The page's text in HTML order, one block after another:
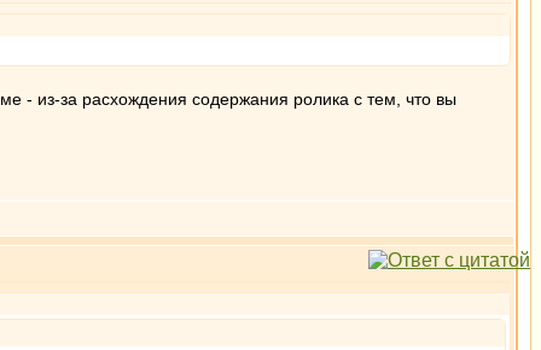
- из-за расхождения содержания ролика с тем, что вы